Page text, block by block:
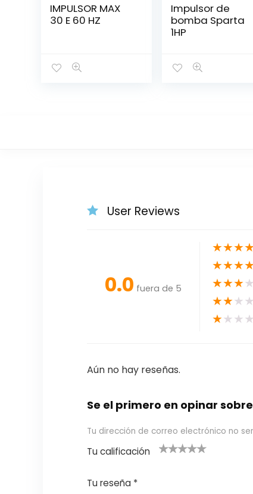
IMPULSOR MAX
30 E 60 HZ
Impulsor de
bomba Sparta
1HP
User Reviews
0.0 fuera de 5
★★★
★★★
★★★★
★★★★
★★★★
Aún no hay reseñas.
Se el primero en opinar sobre
Tu dirección de correo electrónico no
Tu calificación
Tu reseña *